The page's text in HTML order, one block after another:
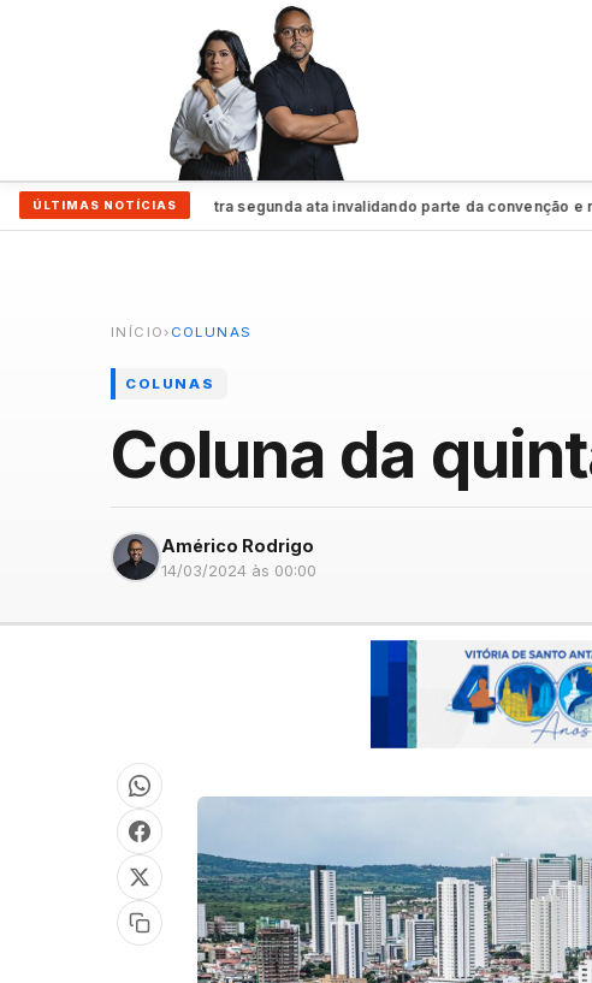
ÚLTIMAS NOTÍCIAS
Cidadania registra segunda ata invalidando parte da convenção e
INÍCIO › COLUNAS
COLUNAS
Coluna da
Américo Rodrigo
14/03/2024 às 00:00